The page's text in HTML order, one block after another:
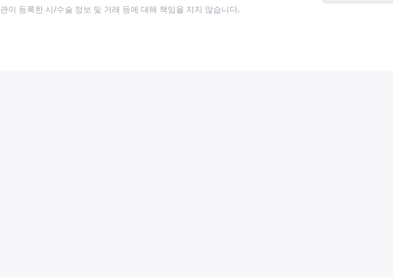
이 등록한 시/수술 정보 및 거래 등에 대해 책임을 지지 않습니다.